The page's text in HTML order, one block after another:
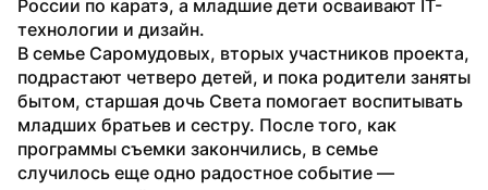
России по каратэ, а младшие дети осваивают IT-
технологии и дизайн.
В семье Саромудовых, вторых участников проекта,
подрастают четверо детей, и пока родители заняты
бытом, старшая дочь Света помогает воспитывать
младших братьев и сестру. После того, как
программы съемки закончились, в семье
случилось еще одно радостное событие —